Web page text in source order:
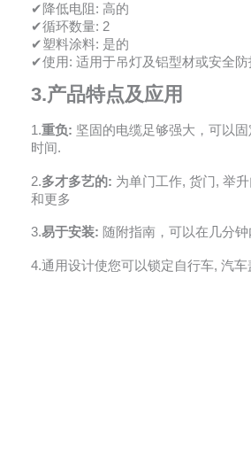
✔降低电阻: 高的
✔循环数量: 2
✔塑料涂料: 是的
✔使用: 适用于吊灯及铝型材或安全防
3.产品特点及应用
1.重负: 坚固的电缆足够强大，可以
时间.
2.多才多艺的: 为单门工作, 货门, 举
和更多
3.易于安装: 随附指南，可以在几分钟
4.通用设计使您可以锁定自行车, 汽